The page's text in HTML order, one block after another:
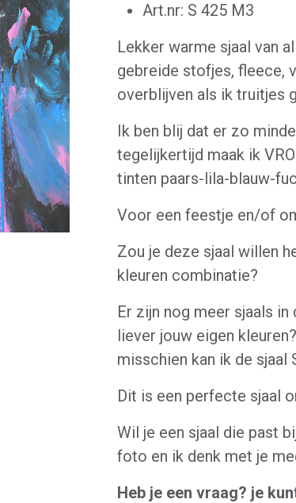
Art.nr: S 425 M3
Lekker warme sjaal van
gebreide stofjes, fleece,
overblijven als ik truitjes
Ik ben blij dat er zo
tegelijkertijd maak ik
tinten paars-lila-blauw-
Voor een feestje en/of
Zou je deze sjaal willen
kleuren combinatie?
Er zijn nog meer sjaals
liever jouw eigen
misschien kan ik de sjaal
Dit is een perfecte sjaal
Wil je een sjaal die past
foto en ik denk met je
Heb je een vraag? je